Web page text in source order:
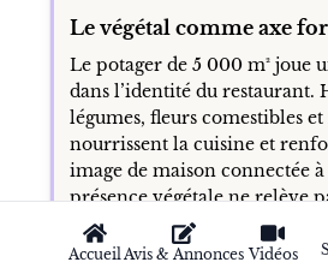
AccueilAvis & Annonces Vidéos
Le végétal comme axe
Le potager de 5 000 m² joue
dans l’identité du restaurant.
légumes, fleurs comestibles
nourrissent la cuisine et
image de maison connectée
présence végétale ne relève
décor : elle est présentée
d’inspiration directe pour les